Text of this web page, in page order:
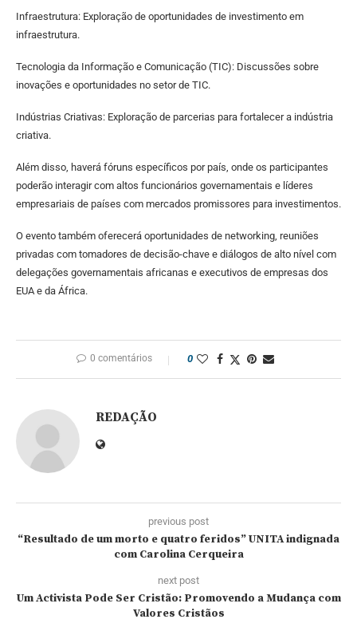
Infraestrutura: Exploração de oportunidades de investimento em
infraestrutura.
Tecnologia da Informação e Comunicação (TIC): Discussões sobre
inovações e oportunidades no setor de TIC.
Indústrias Criativas: Exploração de parcerias para fortalecer a indústria
criativa.
Além disso, haverá fóruns específicos por país, onde os participantes
poderão interagir com altos funcionários governamentais e líderes
empresariais de países com mercados promissores para investimentos.
O evento também oferecerá oportunidades de networking, reuniões
privadas com tomadores de decisão-chave e diálogos de alto nível com
delegações governamentais africanas e executivos de empresas dos
EUA e da África.
0 comentários 0
REDAÇÃO
previous post
“Resultado de um morto e quatro feridos” UNITA indignada
com Carolina Cerqueira
next post
Um Activista Pode Ser Cristão: Promovendo a Mudança com
Valores Cristãos